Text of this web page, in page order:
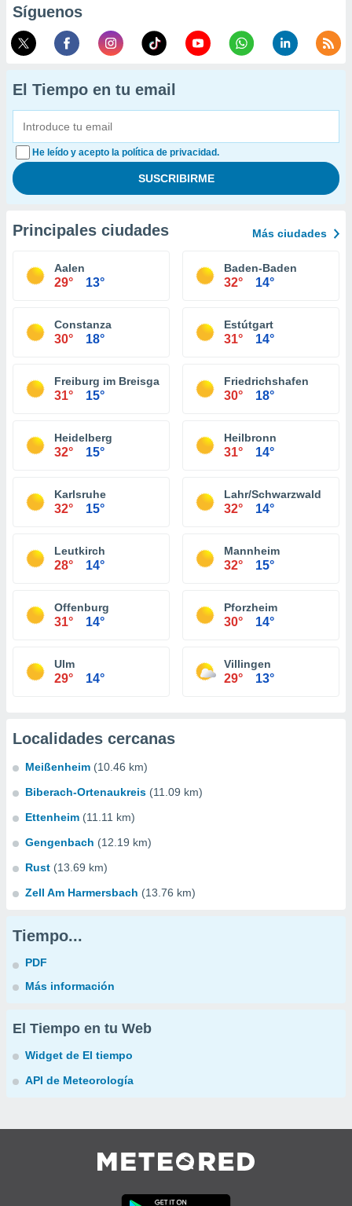
Síguenos
El Tiempo en tu email
He leído y acepto la política de privacidad.
Principales ciudades Más ciudades
Aalen
29° 13°
Baden-Baden
32° 14°
Constanza
30° 18°
Estútgart
31° 14°
Freiburg im Breisgau
31° 15°
Friedrichshafen
30° 18°
Heidelberg
32° 15°
Heilbronn
31° 14°
Karlsruhe
32° 15°
Lahr/Schwarzwald
32° 14°
Leutkirch
28° 14°
Mannheim
32° 15°
Offenburg
31° 14°
Pforzheim
30° 14°
Ulm
29° 14°
Villingen
29° 13°
Localidades cercanas
Meißenheim (10.46 km)
Biberach-Ortenaukreis (11.09 km)
Ettenheim (11.11 km)
Gengenbach (12.19 km)
Rust (13.69 km)
Zell Am Harmersbach (13.76 km)
Tiempo...
PDF
Más información
El Tiempo en tu Web
Widget de El tiempo
API de Meteorología